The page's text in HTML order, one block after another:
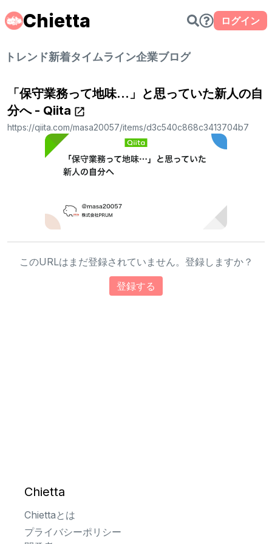
Chietta ログイン
トレンド新着タイムライン企業ブログ
「保守業務って地味…」と思っていた新人の自
分へ - Qiita
https://qiita.com/masa20057/items/d3c540c868c3413704b7
このURLはまだ登録されていません。登録しますか？
登録する
Chietta
Chiettaとは
プライバシーポリシー